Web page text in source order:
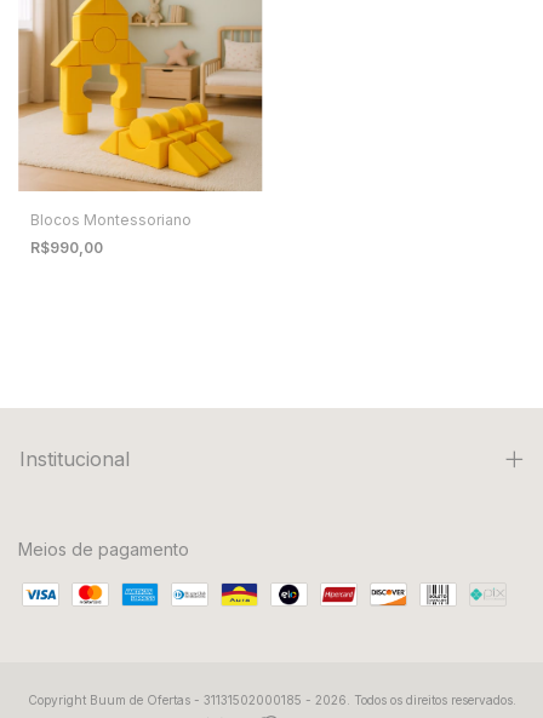
Blocos Montessoriano
R$990,00
Institucional
Meios de pagamento
Copyright Buum de Ofertas - 31131502000185 - 2026. Todos os direitos reservados.